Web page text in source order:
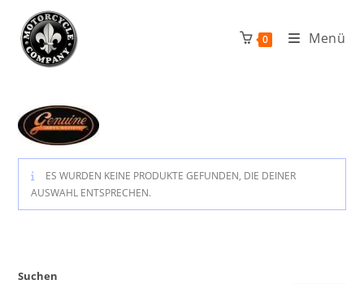
Inhalt
springen
0 Menü
ES WURDEN KEINE PRODUKTE GEFUNDEN, DIE DEINER
AUSWAHL ENTSPRECHEN.
Suchen